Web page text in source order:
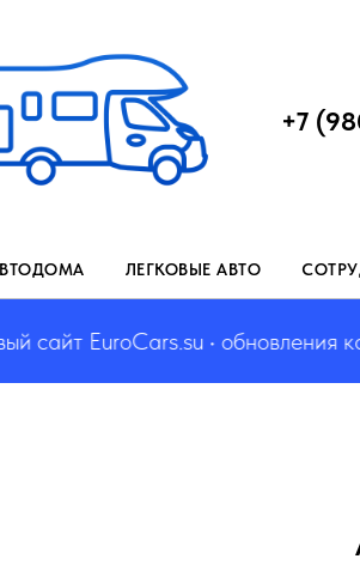
+7
ЛЕГКОВЫЕ АВТО
EuroCars.su • обновления